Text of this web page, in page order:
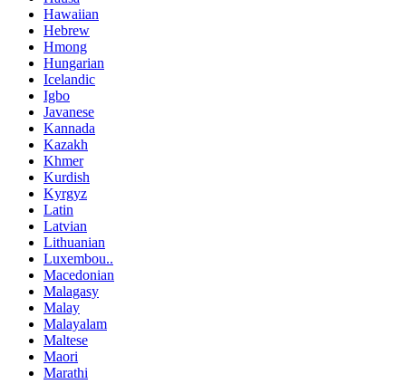
Hawaiian
Hebrew
Hmong
Hungarian
Icelandic
Igbo
Javanese
Kannada
Kazakh
Khmer
Kurdish
Kyrgyz
Latin
Latvian
Lithuanian
Luxembou..
Macedonian
Malagasy
Malay
Malayalam
Maltese
Maori
Marathi